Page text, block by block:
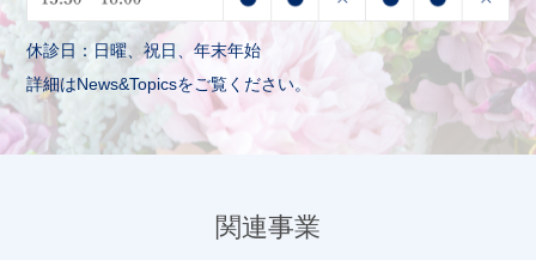
休診日：日曜、祝日、年末年始
詳細はNews&Topicsをご覧ください。
関連事業